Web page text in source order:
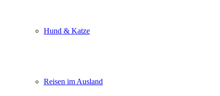
Hund & Katze
Reisen im Ausland